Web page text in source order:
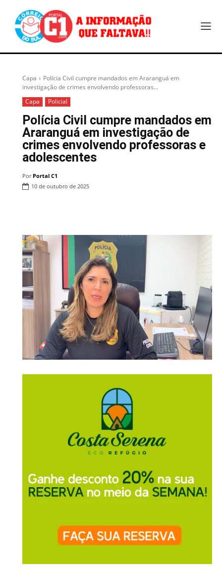
Capa
Polícia Civil cumpre mandados em Araranguá em
investigação de crimes envolvendo professoras...
Capa
Policial
Polícia Civil cumpre mandados em
Araranguá em investigação de
crimes envolvendo professoras e
adolescentes
Por Portal C1
10 de outubro de 2025